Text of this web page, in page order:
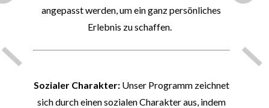
angepasst werden, um ein ganz persönliches
Erlebnis zu schaffen.
Sozialer Charakter:Unser Programm zeichnet
sich durch einen sozialen Charakter aus, indem